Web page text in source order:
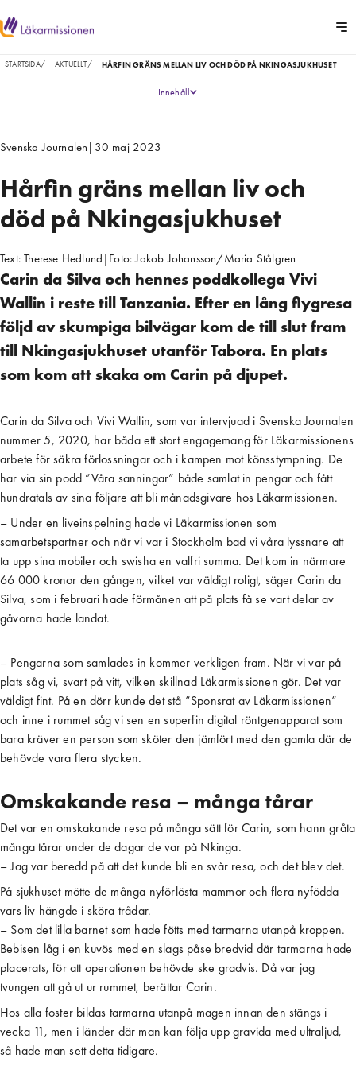
STARTSIDA/ AKTUELLT/ HÅRFIN GRÄNS MELLAN LIV OCH DÖD PÅ NKINGASJUKHUSET
Innehåll
Svenska Journalen | 30 maj 2023
Hårfin gräns mellan liv och
död på Nkingasjukhuset
Text: Therese Hedlund | Foto: Jakob Johansson/Maria Stålgren
Carin da Silva och hennes poddkollega Vivi
Wallin i reste till Tanzania. Efter en lång flygresa
följd av skumpiga bilvägar kom de till slut fram
till Nkingasjukhuset utanför Tabora. En plats
som kom att skaka om Carin på djupet.
Carin da Silva och Vivi Wallin, som var intervjuad i Svenska Journalen
nummer 5, 2020, har båda ett stort engagemang för Läkarmissionens
arbete för säkra förlossningar och i kampen mot könsstympning. De
har via sin podd ”Våra sanningar” både samlat in pengar och fått
hundratals av sina följare att bli månadsgivare hos Läkarmissionen.
– Under en liveinspelning hade vi Läkarmissionen som
samarbetspartner och när vi var i Stockholm bad vi våra lyssnare att
ta upp sina mobiler och swisha en valfri summa. Det kom in närmare
66 000 kronor den gången, vilket var väldigt roligt, säger Carin da
Silva, som i februari hade förmånen att på plats få se vart delar av
gåvorna hade landat.
– Pengarna som samlades in kommer verkligen fram. När vi var på
plats såg vi, svart på vitt, vilken skillnad Läkarmissionen gör. Det var
väldigt fint. På en dörr kunde det stå ”Sponsrat av Läkarmissionen”
och inne i rummet såg vi sen en superfin digital röntgenapparat som
bara kräver en person som sköter den jämfört med den gamla där de
behövde vara flera stycken.
Omskakande resa – många tårar
Det var en omskakande resa på många sätt för Carin, som hann gråta
många tårar under de dagar de var på Nkinga.
– Jag var beredd på att det kunde bli en svår resa, och det blev det.
På sjukhuset mötte de många nyförlösta mammor och flera nyfödda
vars liv hängde i sköra trådar.
– Som det lilla barnet som hade fötts med tarmarna utanpå kroppen.
Bebisen låg i en kuvös med en slags påse bredvid där tarmarna hade
placerats, för att operationen behövde ske gradvis. Då var jag
tvungen att gå ut ur rummet, berättar Carin.
Hos alla foster bildas tarmarna utanpå magen innan den stängs i
vecka 11, men i länder där man kan följa upp gravida med ultraljud,
så hade man sett detta tidigare.